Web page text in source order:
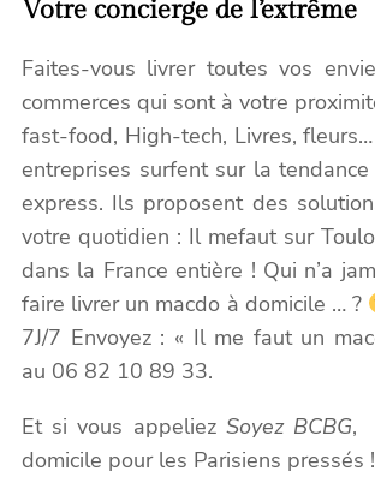
Votre concierge de l’extrême
Faites-vous livrer toutes vos
commerces qui sont à votre
fast-food, High-tech, Livres,
entreprises surfent sur la
express. Ils proposent des
votre quotidien : Il mefaut sur
dans la France entière ! Qui n’a
faire livrer un macdo à domicile … ?
7J/7 Envoyez : « Il me faut un
au 06 82 10 89 33.
Et si vous appeliez Soyez BCBG,
domicile pour les Parisiens pressés !